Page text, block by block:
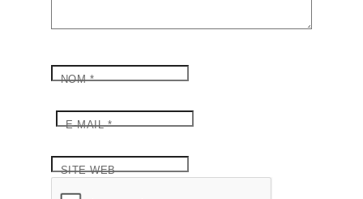
NOM*
E-MAIL*
SITE WEB